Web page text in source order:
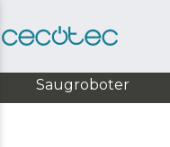
Saugroboter